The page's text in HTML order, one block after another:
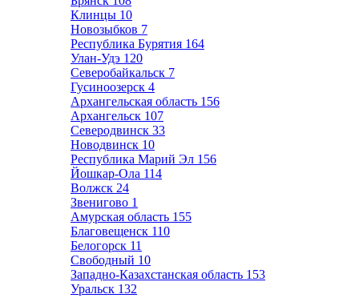
Клинцы 10
Новозыбков 7
Республика Бурятия 164
Улан-Удэ 120
Северобайкальск 7
Гусиноозерск 4
Архангельская область 156
Архангельск 107
Северодвинск 33
Новодвинск 10
Республика Марий Эл 156
Йошкар-Ола 114
Волжск 24
Звенигово 1
Амурская область 155
Благовещенск 110
Белогорск 11
Свободный 10
Западно-Казахстанская область 153
Уральск 132